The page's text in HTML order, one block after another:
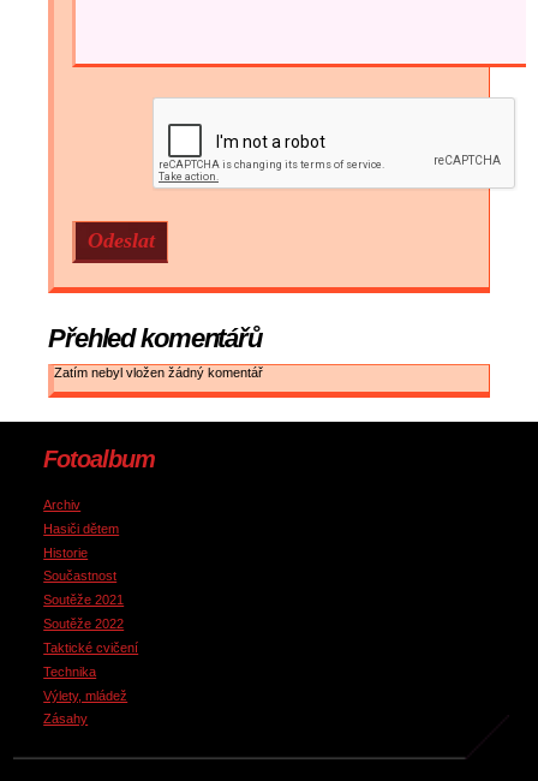
Přehled komentářů
Zatím nebyl vložen žádný komentář
Fotoalbum
Archiv
Hasiči dětem
Historie
Součastnost
Soutěže 2021
Soutěže 2022
Taktické cvičení
Technika
Výlety, mládež
Zásahy